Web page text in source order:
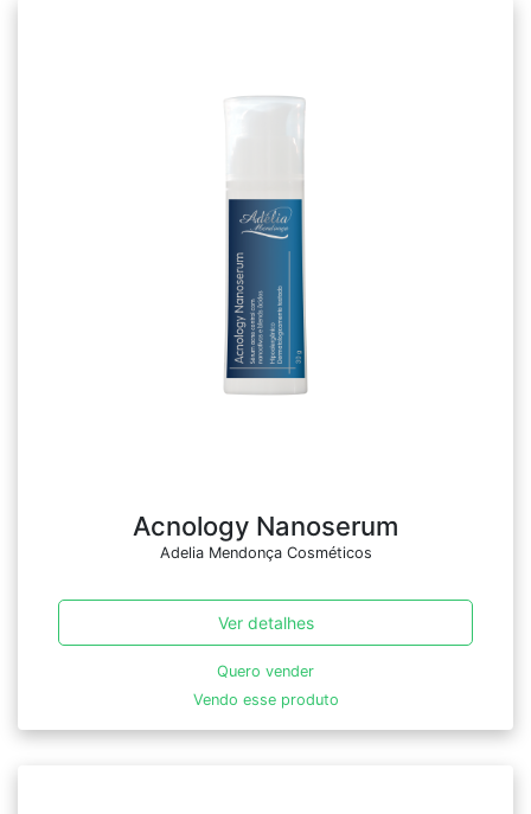
Acnology Nanoserum
Adelia Mendonça Cosméticos
Ver detalhes
Quero vender
Vendo esse produto